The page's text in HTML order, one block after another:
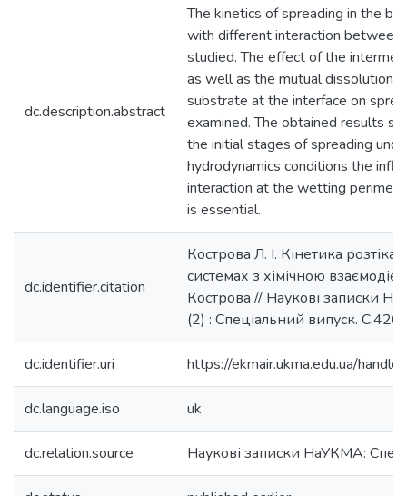
dc.description.abstract
The kinetics of spreading in the
with different interaction between
studied. The effect of the
as well as the mutual dissolution
substrate at the interface on
examined. The obtained results
the initial stages of spreading
hydrodynamics conditions the
interaction at the wetting
is essential.
dc.identifier.citation
Кострова Л. І. Кінетика
системах з хімічною
Кострова // Наукові записки
(2) : Спеціальний випуск.
dc.identifier.uri https://ekmair.ukma.edu.ua/
dc.language.iso uk
dc.relation.source Наукові записки НаУКМА: